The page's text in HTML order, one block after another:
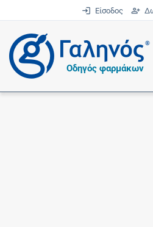
Είσοδος
®
Οδηγός φαρμάκων